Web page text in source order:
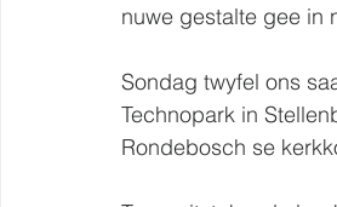
nuwe gestalte gee in
Sondag twyfel ons
Technopark in
Rondebosch se